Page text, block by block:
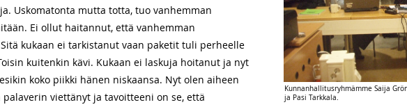
Kunnanhallitusryhmämme Saija
ja Pasi Tarkkala.
Uskomatonta mutta totta, tuo vanhemman
Ei ollut haitannut, että vanhemman
kukaan ei tarkistanut vaan paketit tuli perheelle
kuitenkin kävi. Kukaan ei laskuja hoitanut ja nyt
koko piikki hänen niskaansa. Nyt olen aiheen
viettänyt ja tavoitteeni on se, että